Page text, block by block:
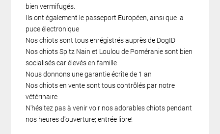
bien vermifugés.
Ils ont également le passeport Européen, ainsi que la
puce électronique
Nos chiots sont tous enrégistrés auprès de DogID
Nos chiots Spitz Nain et Loulou de Poméranie sont bien
socialisés car élevés en famille
Nous donnons une garantie écrite de 1 an
Nos chiots en vente sont tous contrôlés par notre
vétérinaire
N'hésitez pas à venir voir nos adorables chiots pendant
nos heures d'ouverture; entrée libre!